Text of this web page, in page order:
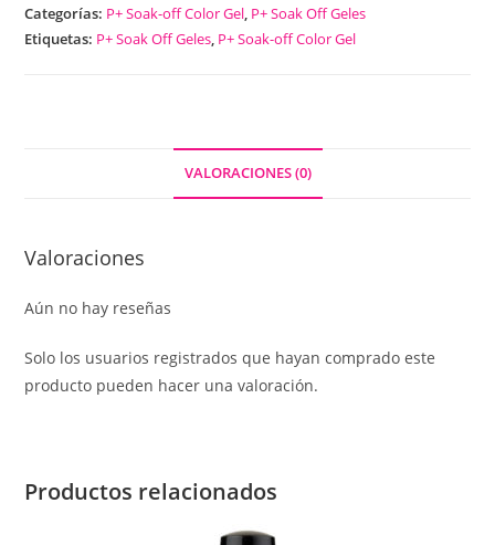
Categorías: P+ Soak-off Color Gel P+ Soak Off Geles
Etiquetas: P+ Soak Off Geles P+ Soak-off Color Gel
VALORACIONES (0)
Valoraciones
Aún no hay reseñas
Solo los usuarios registrados que hayan comprado este
producto pueden hacer una valoración.
Productos relacionados